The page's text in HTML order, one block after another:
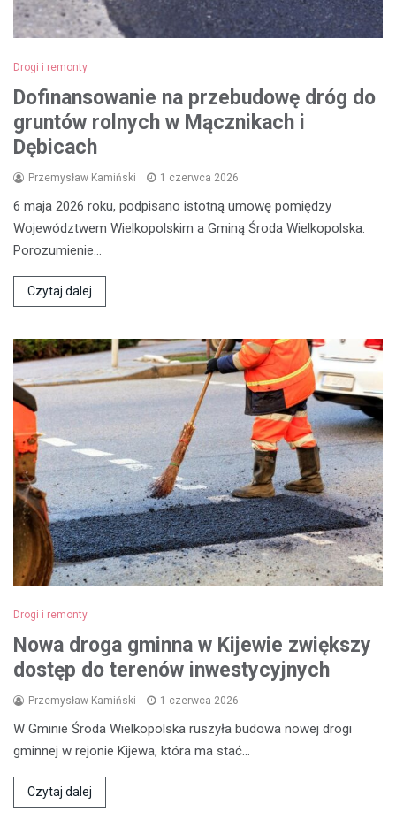
Drogi i remonty
Dofinansowanie na przebudowę dróg do
gruntów rolnych w Mącznikach i
Dębicach
Przemysław Kamiński 1 czerwca 2026
6 maja 2026 roku, podpisano istotną umowę pomiędzy
Województwem Wielkopolskim a Gminą Środa Wielkopolska.
Porozumienie…
Czytaj dalej
Drogi i remonty
Nowa droga gminna w Kijewie zwiększy
dostęp do terenów inwestycyjnych
Przemysław Kamiński 1 czerwca 2026
W Gminie Środa Wielkopolska ruszyła budowa nowej drogi
gminnej w rejonie Kijewa, która ma stać…
Czytaj dalej